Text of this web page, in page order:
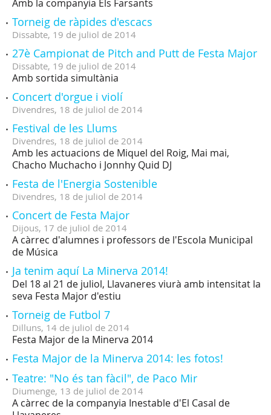
Amb la companyia Els Farsants
Torneig de ràpides d'escacs
Dissabte, 19 de juliol de 2014
27è Campionat de Pitch and Putt de Festa Major
Dissabte, 19 de juliol de 2014
Amb sortida simultània
Concert d'orgue i violí
Divendres, 18 de juliol de 2014
Festival de les Llums
Divendres, 18 de juliol de 2014
Amb les actuacions de Miquel del Roig, Mai mai,
Chacho Muchacho i Jonnhy Quid DJ
Festa de l'Energia Sostenible
Divendres, 18 de juliol de 2014
Concert de Festa Major
Dijous, 17 de juliol de 2014
A càrrec d'alumnes i professors de l'Escola Municipal
de Música
Ja tenim aquí La Minerva 2014!
Del 18 al 21 de juliol, Llavaneres viurà amb intensitat la
seva Festa Major d'estiu
Torneig de Futbol 7
Dilluns, 14 de juliol de 2014
Festa Major de la Minerva 2014
Festa Major de la Minerva 2014: les fotos!
Teatre: "No és tan fàcil", de Paco Mir
Diumenge, 13 de juliol de 2014
A càrrec de la companyia Inestable d'El Casal de